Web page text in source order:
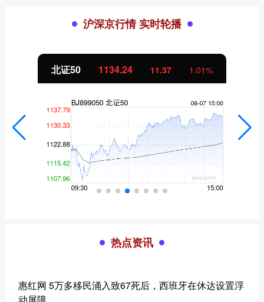
沪深京行情 实时轮播
北证50 1134.24 11.37 1.01%
热点资讯
惠红网 5万多移民涌入致67死后，西班牙在休达设置浮